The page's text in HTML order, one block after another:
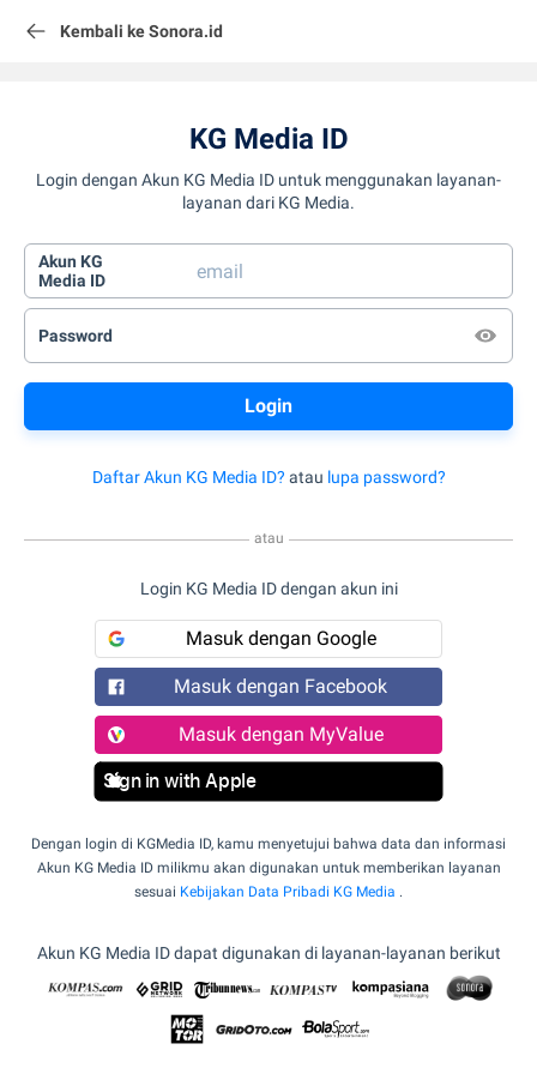
Kembali ke Sonora.id
KG Media ID
Login dengan Akun KG Media ID untuk menggunakan layanan-
layanan dari KG Media.
Akun KG
Media ID
Password
Daftar Akun KG Media ID? atau lupa password?
atau
Login KG Media ID dengan akun ini
Masuk dengan Google
Masuk dengan Facebook
Masuk dengan MyValue
Sign in with Apple
Dengan login di KGMedia ID, kamu menyetujui bahwa data dan informasi
Akun KG Media ID milikmu akan digunakan untuk memberikan layanan
sesuai Kebijakan Data Pribadi KG Media .
Akun KG Media ID dapat digunakan di layanan-layanan berikut